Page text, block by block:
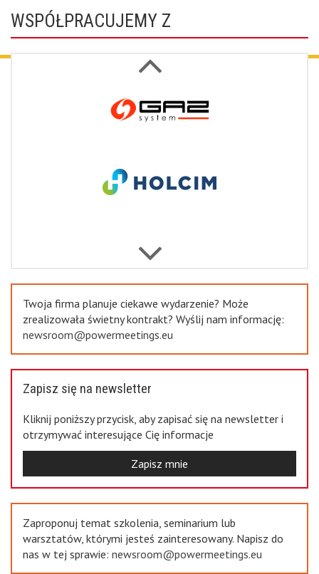
WSPÓŁPRACUJEMY Z
Twoja firma planuje ciekawe wydarzenie? Może
zrealizowała świetny kontrakt? Wyślij nam informację:
newsroom@powermeetings.eu
Zapisz się na newsletter
Kliknij poniższy przycisk, aby zapisać się na newsletter i
otrzymywać interesujące Cię informacje
Zapisz mnie
Zaproponuj temat szkolenia, seminarium lub
warsztatów, którymi jesteś zainteresowany. Napisz do
nas w tej sprawie: newsroom@powermeetings.eu